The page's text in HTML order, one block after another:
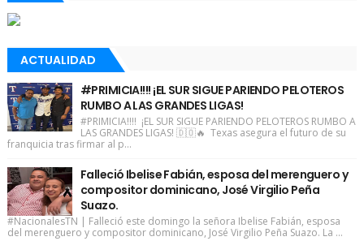
ACTUALIDAD
#PRIMICIA!!!! ¡EL SUR SIGUE PARIENDO PELOTEROS
RUMBO A LAS GRANDES LIGAS!
#PRIMICIA!!!! ¡EL SUR SIGUE PARIENDO PELOTEROS RUMBO A
LAS GRANDES LIGAS! 🇩🇴🔥 Texas asegura el futuro de su
franquicia tras firmar al p...
Falleció Ibelise Fabián, esposa del merenguero y
compositor dominicano, José Virgilio Peña
Suazo.
#NacionalesTN | Falleció este domingo la señora Ibelise Fabián, esposa
del merenguero y compositor dominicano, José Virgilio Peña Suazo. La ...